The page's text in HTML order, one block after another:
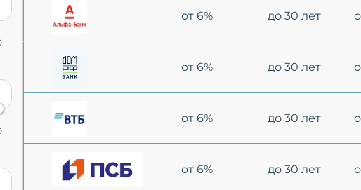
от 6% до 30 лет
от 6% до 30 лет
от 6% до 30 лет
от 6% до 30 лет